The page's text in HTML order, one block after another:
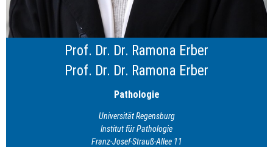
Prof. Dr. Dr. Ramona Erber
Prof. Dr. Dr. Ramona Erber
Pathologie
Universität Regensburg
Institut für Pathologie
Franz-Josef-Strauß-Allee 11